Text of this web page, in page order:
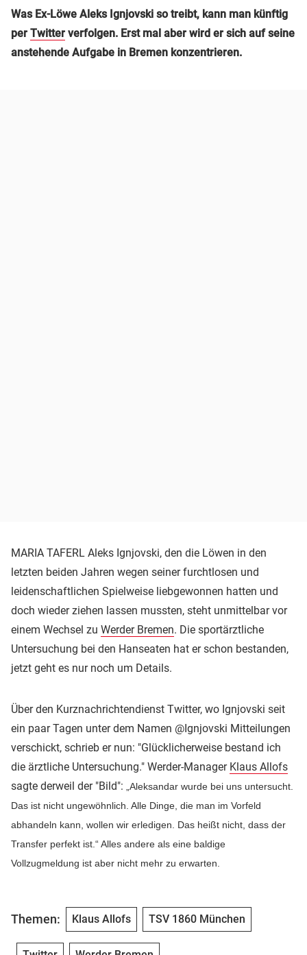
Was Ex-Löwe Aleks Ignjovski so treibt, kann man künftig
per Twitter verfolgen. Erst mal aber wird er sich auf seine
anstehende Aufgabe in Bremen konzentrieren.
MARIA TAFERL Aleks Ignjovski, den die Löwen in den
letzten beiden Jahren wegen seiner furchtlosen und
leidenschaftlichen Spielweise liebgewonnen hatten und
doch wieder ziehen lassen mussten, steht unmittelbar vor
einem Wechsel zu Werder Bremen. Die sportärztliche
Untersuchung bei den Hanseaten hat er schon bestanden,
jetzt geht es nur noch um Details.
Über den Kurznachrichtendienst Twitter, wo Ignjovski seit
ein paar Tagen unter dem Namen @Ignjovski Mitteilungen
verschickt, schrieb er nun: "Glücklicherweise bestand ich
die ärztliche Untersuchung." Werder-Manager Klaus Allofs
sagte derweil der "Bild":
„Aleksandar wurde bei uns untersucht.
Das ist nicht ungewöhnlich. Alle Dinge, die man im Vorfeld
abhandeln kann, wollen wir erledigen. Das heißt nicht, dass der
Transfer perfekt ist.“ Alles andere als eine baldige
Vollzugmeldung ist aber nicht mehr zu erwarten.
Themen: Klaus Allofs TSV 1860 München